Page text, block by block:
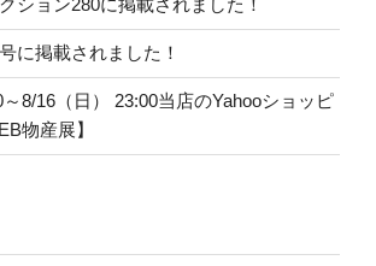
ション280に掲載されました！
に掲載されました！
8/16（日） 23:00当店のYahooショッピ
物産展】